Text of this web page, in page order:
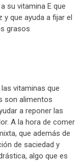
su vitamina E que
y que ayuda a fijar el
grasos
vitaminas que
son alimentos
a reponer las
A la hora de comer
que además de
de saciedad y
algo que es